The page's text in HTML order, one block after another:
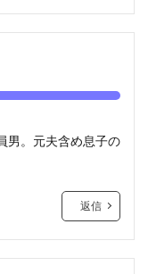
男。元夫含め息子の
返信